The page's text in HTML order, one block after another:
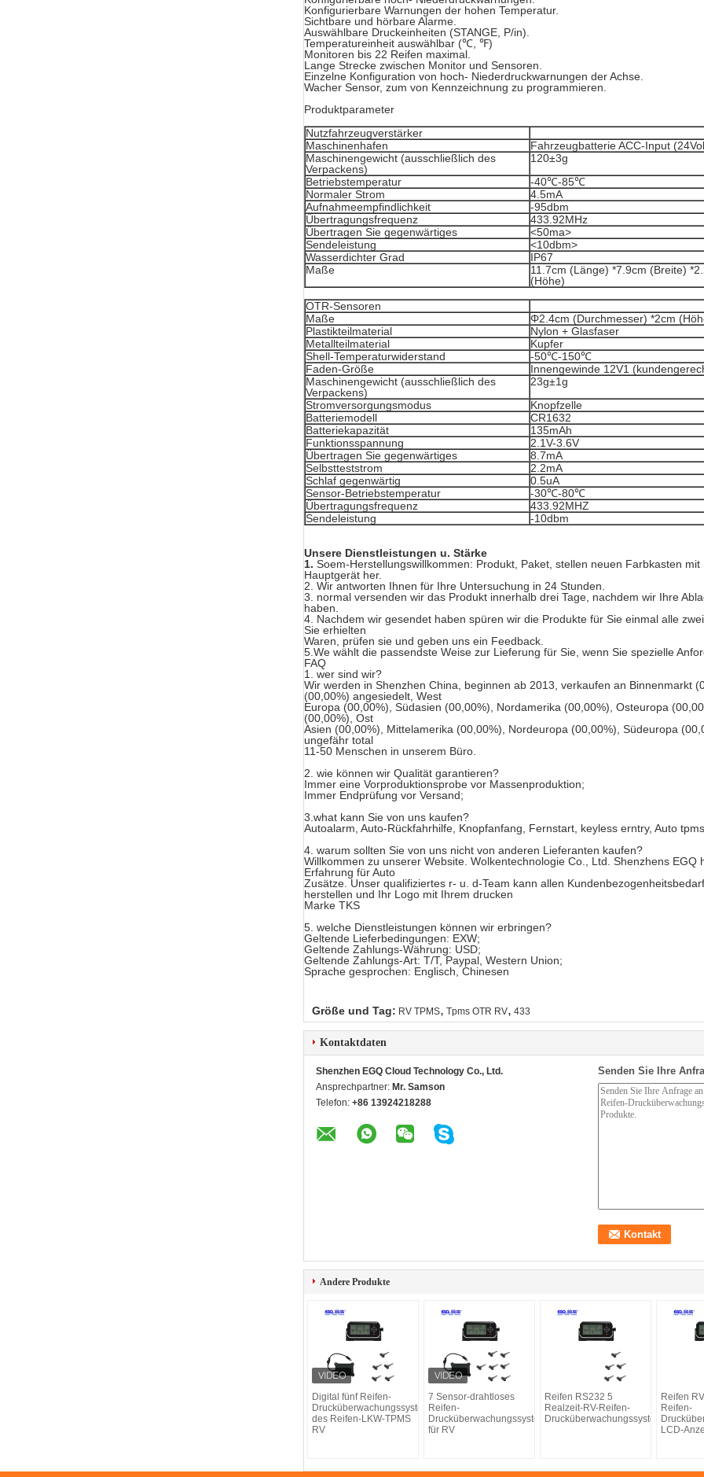
Konfigurierbare Warnungen der hohen Temperatur.
Sichtbare und hörbare Alarme.
Auswählbare Druckeinheiten (STANGE, P/in).
Temperatureinheit auswählbar (℃, ℉)
Monitoren bis 22 Reifen maximal.
Lange Strecke zwischen Monitor und Sensoren.
Einzelne Konfiguration von hoch- Niederdruckwarnungen der Achse.
Wacher Sensor, zum von Kennzeichnung zu programmieren.
Produktparameter
Nutzfahrzeugverstärker
Maschinenhafen
Fahrzeugbatterie ACC-Input
Maschinengewicht (ausschließlich des
Verpackens)
120±3g
Betriebstemperatur
-40℃-85℃
Normaler Strom
4.5mA
Aufnahmeempfindlichkeit
-95dbm
Übertragungsfrequenz
433.92MHz
Übertragen Sie gegenwärtiges
<50ma>
Sendeleistung
<10dbm>
Wasserdichter Grad
IP67
Maße
11.7cm (Länge) *7.9cm (Breite)
(Höhe)
OTR-Sensoren
Maße
Φ2.4cm (Durchmesser) *2cm
Plastikteilmaterial
Nylon + Glasfaser
Metallteilmaterial
Kupfer
Shell-Temperaturwiderstand
-50℃-150℃
Faden-Größe
Innengewinde 12V1
Maschinengewicht (ausschließlich des
Verpackens)
23g±1g
Stromversorgungsmodus
Knopfzelle
Batteriemodell
CR1632
Batteriekapazität
135mAh
Funktionsspannung
2.1V-3.6V
Übertragen Sie gegenwärtiges
8.7mA
Selbstteststrom
2.2mA
Schlaf gegenwärtig
0.5uA
Sensor-Betriebstemperatur
-30℃-80℃
Übertragungsfrequenz
433.92MHZ
Sendeleistung
-10dbm
Unsere Dienstleistungen u. Stärke
1. Soem-Herstellungswillkommen: Produkt, Paket, stellen neuen Farbkasten
Hauptgerät her.
2. Wir antworten Ihnen für Ihre Untersuchung in 24 Stunden.
3. normal versenden wir das Produkt innerhalb drei Tage, nachdem wir Ihre
haben.
4. Nachdem wir gesendet haben spüren wir die Produkte für Sie einmal alle
Sie erhielten
Waren, prüfen sie und geben uns ein Feedback.
5.We wählt die passendste Weise zur Lieferung für Sie, wenn Sie spezielle
FAQ
1. wer sind wir?
Wir werden in Shenzhen China, beginnen ab 2013, verkaufen an Binnenmarkt
(00,00%) angesiedelt, West
Europa (00,00%), Südasien (00,00%), Nordamerika (00,00%), Osteuropa
(00,00%), Ost
Asien (00,00%), Mittelamerika (00,00%), Nordeuropa (00,00%), Südeuropa
ungefähr total
11-50 Menschen in unserem Büro.
2. wie können wir Qualität garantieren?
Immer eine Vorproduktionsprobe vor Massenproduktion;
Immer Endprüfung vor Versand;
3.what kann Sie von uns kaufen?
Autoalarm, Auto-Rückfahrhilfe, Knopfanfang, Fernstart, keyless erntry, Auto
4. warum sollten Sie von uns nicht von anderen Lieferanten kaufen?
Willkommen zu unserer Website. Wolkentechnologie Co., Ltd. Shenzhens
Erfahrung für Auto
Zusätze. Unser qualifiziertes r- u. d-Team kann allen
herstellen und Ihr Logo mit Ihrem drucken
Marke TKS
5. welche Dienstleistungen können wir erbringen?
Geltende Lieferbedingungen: EXW;
Geltende Zahlungs-Währung: USD;
Geltende Zahlungs-Art: T/T, Paypal, Western Union;
Sprache gesprochen: Englisch, Chinesen
Größe und Tag: RV TPMS, Tpms OTR RV, 433
Kontaktdaten
Shenzhen EGQ Cloud Technology Co., Ltd.
Ansprechpartner: Mr. Samson
Telefon: +86 13924218288
Senden Sie Ihre
Andere Produkte
Digital fünf Reifen-
Drucküberwachungssystem
des Reifen-LKW-TPMS
RV
7 Sensor-drahtloses
Reifen-
Drucküberwachungssystem
für RV
Reifen RS232 5
Realzeit-RV-Reifen-
Drucküberwachungssystem
Reifen
Reifen-
LCD-